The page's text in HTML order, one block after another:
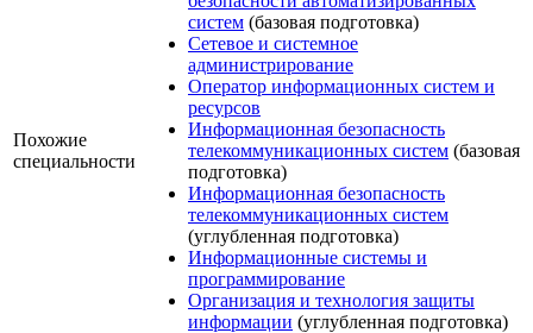
Похожие
специальности
систем (базовая подготовка)
Сетевое и системное
администрирование
Оператор информационных систем и
ресурсов
Информационная безопасность
телекоммуникационных систем (базовая
подготовка)
Информационная безопасность
телекоммуникационных систем
(углубленная подготовка)
Информационные системы и
программирование
Организация и технология защиты
информации (углубленная подготовка)